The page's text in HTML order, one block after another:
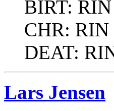
BIRT:
CHR:
DEAT:
Lars Jensen